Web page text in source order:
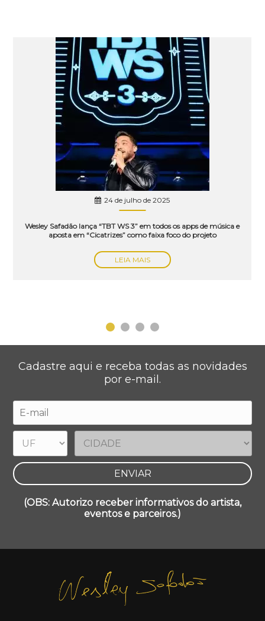
24 de julho de 2025
Wesley Safadão lança “TBT WS 3” em todos os apps de música e
aposta em “Cicatrizes” como faixa foco do projeto
LEIA MAIS
Cadastre aqui e receba todas as novidades
por e-mail.
(OBS: Autorizo receber informativos do artista,
eventos e parceiros.)